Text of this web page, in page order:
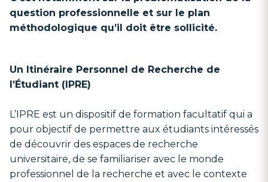
question professionnelle et sur le plan
méthodologique qu’il doit être sollicité.
Un Itinéraire Personnel de Recherche de
l’Étudiant (IPRE)
L’IPRE est un dispositif de formation facultatif qui a
pour objectif de permettre aux étudiants intéressés
de découvrir des espaces de recherche
universitaire, de se familiariser avec le monde
professionnel de la recherche et avec le contexte